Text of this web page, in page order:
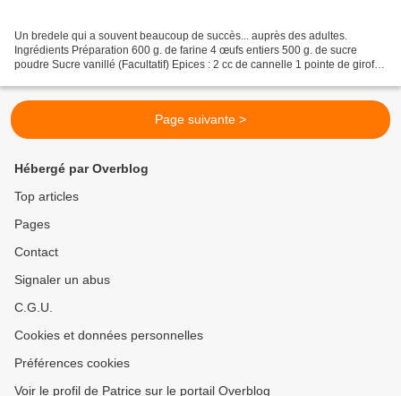
Un bredele qui a souvent beaucoup de succès... auprès des adultes.
Ingrédients Préparation 600 g. de farine 4 œufs entiers 500 g. de sucre
poudre Sucre vanillé (Facultatif) Epices : 2 cc de cannelle 1 pointe de girofle
Page suivante >
Hébergé par Overblog
Top articles
Pages
Contact
Signaler un abus
C.G.U.
Cookies et données personnelles
Préférences cookies
Voir le profil de Patrice sur le portail Overblog